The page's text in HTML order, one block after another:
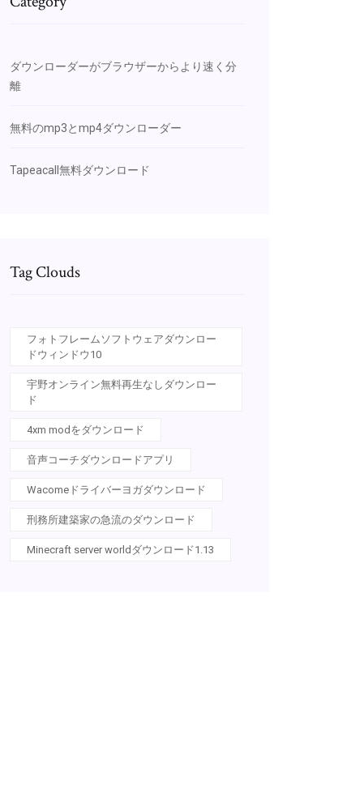
ダウンローダーがブラウザーからより速く分
離
無料のmp3とmp4ダウンローダー
Tapeacall無料ダウンロード
Tag Clouds
フォトフレームソフトウェアダウンロー
ドウィンドウ10
宇野オンライン無料再生なしダウンロー
ド
4xm modをダウンロード
音声コーチダウンロードアプリ
Wacomeドライバーヨガダウンロード
刑務所建築家の急流のダウンロード
Minecraft server worldダウンロード1.13